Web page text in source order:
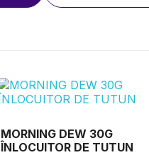
MORNING DEW 30G
ÎNLOCUITOR DE TUTUN